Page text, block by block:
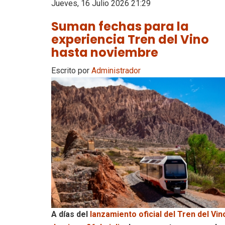
Jueves, 16 Julio 2026 21:29
Suman fechas para la
experiencia Tren del Vino
hasta noviembre
Escrito por Administrador
A días del lanzamiento oficial del Tren del